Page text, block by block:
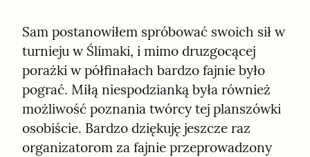
Sam postanowiłem spróbować swoich sił w
turnieju w Ślimaki, i mimo druzgocącej
porażki w półfinałach bardzo fajnie było
pograć. Miłą niespodzianką była również
możliwość poznania twórcy tej planszówki
osobiście. Bardzo dziękuję jeszcze raz
organizatorom za fajnie przeprowadzony